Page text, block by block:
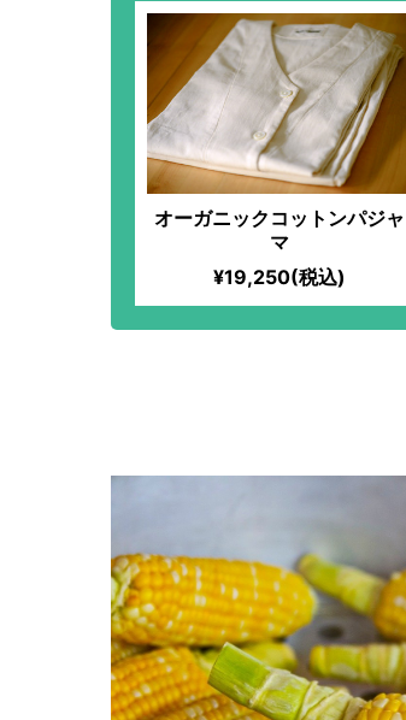
オーガニックコットンパジャ
マ
¥19,250(税込)